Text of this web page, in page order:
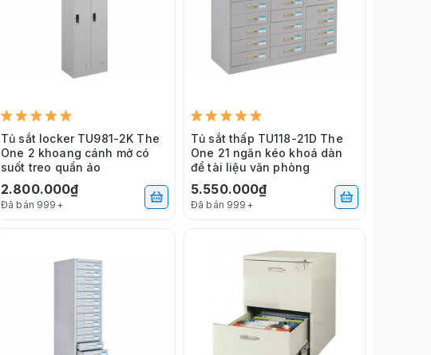
Tủ sắt locker TU981-2K The
One 2 khoang cánh mở có
suốt treo quần áo
2.800.000₫
Đã bán 999+
Tủ sắt thấp TU118-21D The
One 21 ngăn kéo khoá dàn
để tài liệu văn phòng
5.550.000₫
Đã bán 999+